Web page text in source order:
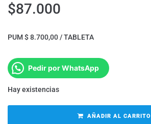
$87.000
PUM $ 8.700,00 / TABLETA
Pedir por WhatsApp
Hay existencias
AÑADIR AL CARRITO